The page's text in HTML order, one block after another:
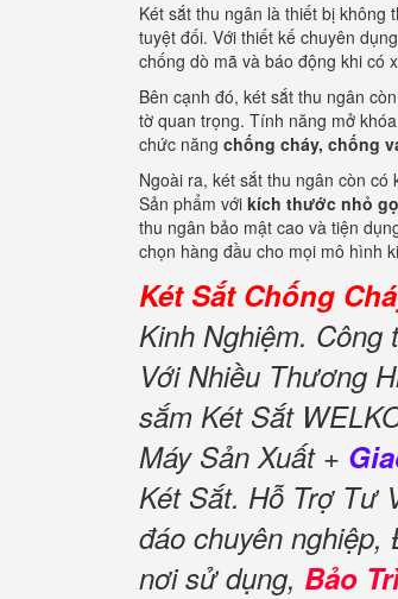
Két sắt thu ngân là thiết bị không
tuyệt đối. Với thiết kế chuyên
chống dò mã và báo động khi có
Bên cạnh đó, két sắt thu ngân
tờ quan trọng. Tính năng mở
chức năng chống cháy, chống
Ngoài ra, két sắt thu ngân còn
Sản phẩm với kích thước nhỏ
thu ngân bảo mật cao và tiện
chọn hàng đầu cho mọi mô hình
Két Sắt Chống
Kinh Nghiệm. Công
Với Nhiều Thương
sắm Két Sắt
Máy Sản Xuất +
Két Sắt. Hỗ Trợ Tư
đáo chuyên
nơi sử dụng, Bảo